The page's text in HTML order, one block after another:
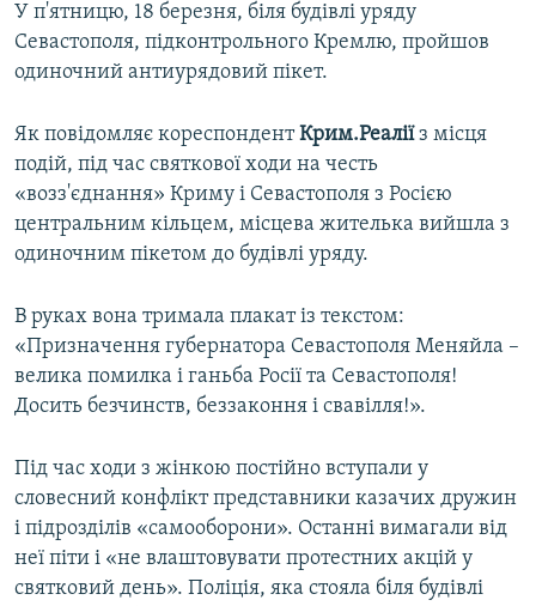
Усі сайти RFE/RL
У п'ятницю, 18 березня, біля будівлі уряду
Севастополя, підконтрольного Кремлю, пройшов
одиночний антиурядовий пікет.
Як повідомляє кореспондентКрим.Реаліїз місця
подій, під час святкової ходи на честь
«возз'єднання» Криму і Севастополя з Росією
центральним кільцем, місцева жителька вийшла з
одиночним пікетом до будівлі уряду.
В руках вона тримала плакат із текстом:
«Призначення губернатора Севастополя Меняйла –
велика помилка і ганьба Росії та Севастополя!
Досить безчинств, беззаконня і свавілля!».
Під час ходи з жінкою постійно вступали у
словесний конфлікт представники казачих дружин
і підрозділів «самооборони». Останні вимагали від
неї піти і «не влаштовувати протестних акцій у
святковий день». Поліція, яка стояла біля будівлі